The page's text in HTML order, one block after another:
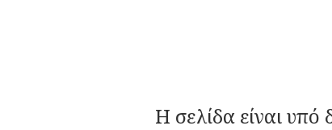
Η σελίδα είναι